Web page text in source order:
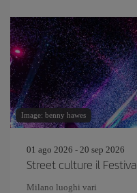
Image: benny hawes
01 ago 2026 - 20 sep 2026
Street culture il
Milano luoghi vari